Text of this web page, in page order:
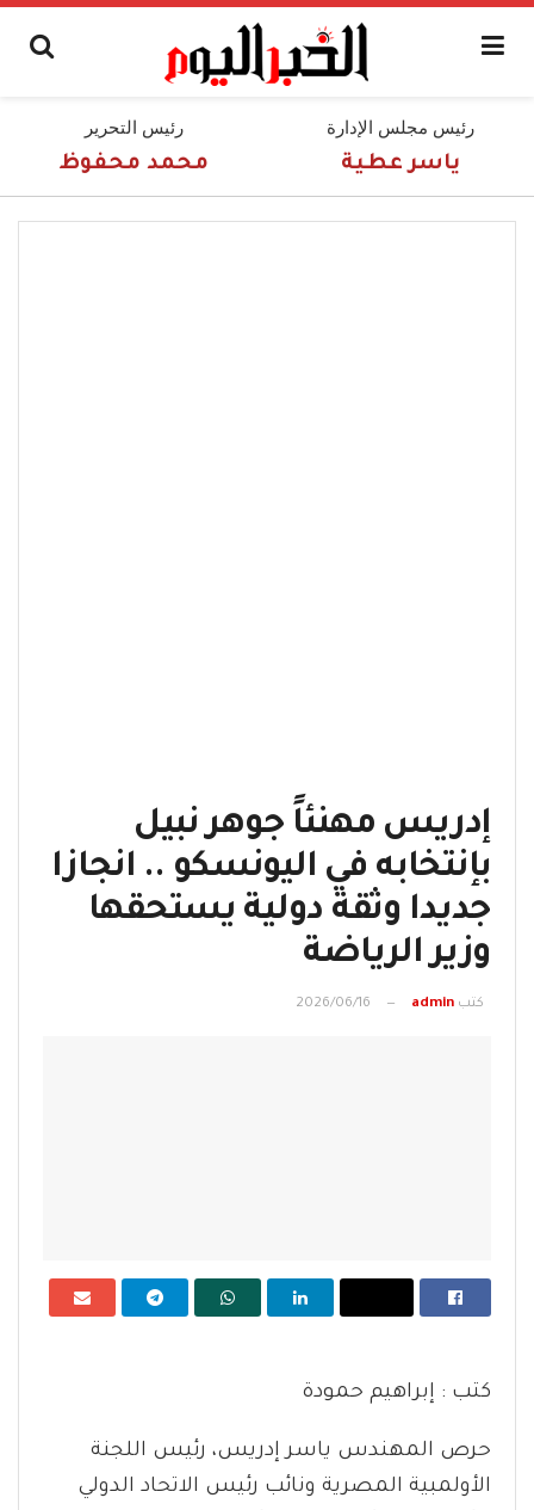
رئيس مجلس الإدارة
ياسر عطية
رئيس التحرير
محمد محفوظ
إدريس مهنئاً جوهر نبيل
بإنتخابه في اليونسكو .. انجازا
جديدا وثقة دولية يستحقها
وزير الرياضة
كتب admin
2026/06/16
كتب : إبراهيم حمودة
حرص المهندس ياسر إدريس، رئيس اللجنة
الأولمبية المصرية ونائب رئيس الاتحاد الدولي